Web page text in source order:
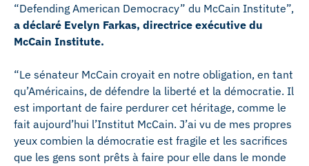
“Defending American Democracy” du McCain Institute”,
a déclaré Evelyn Farkas, directrice exécutive du
McCain Institute.
“Le sénateur McCain croyait en notre obligation, en tant
qu’Américains, de défendre la liberté et la démocratie. Il
est important de faire perdurer cet héritage, comme le
fait aujourd’hui l’Institut McCain. J’ai vu de mes propres
yeux combien la démocratie est fragile et les sacrifices
que les gens sont prêts à faire pour elle dans le monde